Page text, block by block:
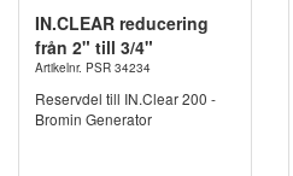
IN.CLEAR reducering
från 2" till 3/4"
Artikelnr. PSR 34234
Reservdel till IN.Clear 200 -
Bromin Generator